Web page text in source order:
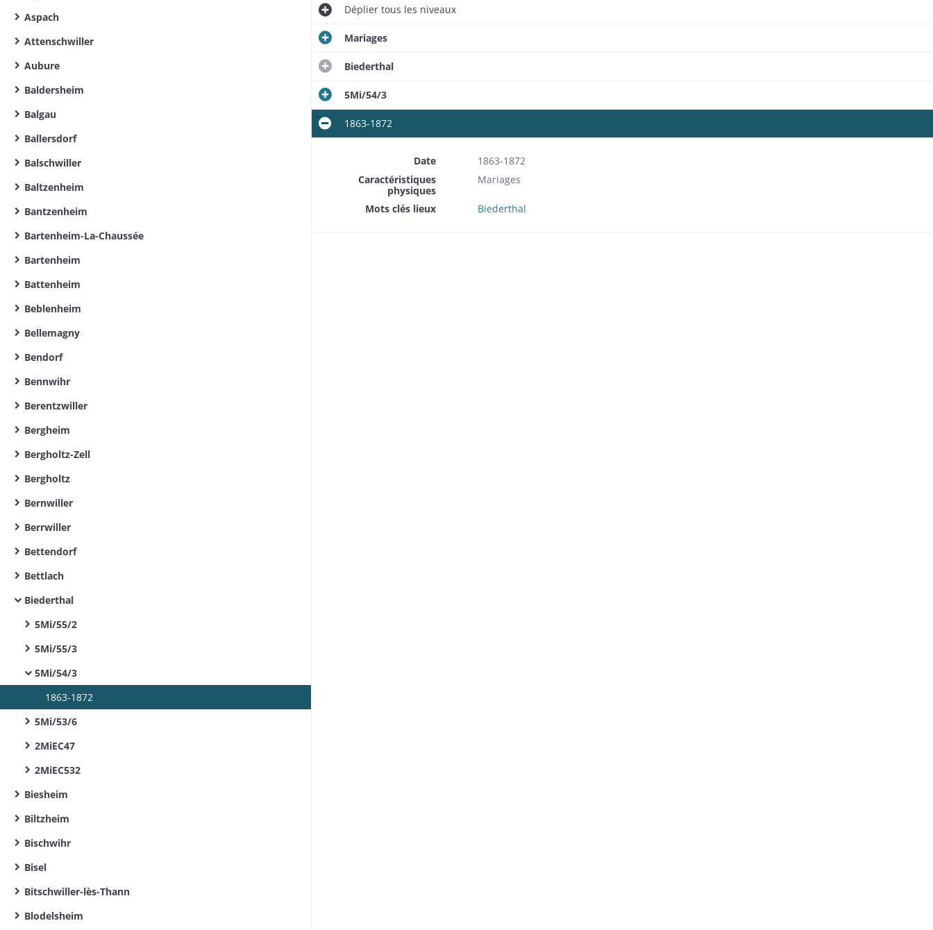
Aspach
Attenschwiller
Aubure
Baldersheim
Balgau
Ballersdorf
Balschwiller
Baltzenheim
Bantzenheim
Bartenheim-La-Chaussée
Bartenheim
Battenheim
Beblenheim
Bellemagny
Bendorf
Bennwihr
Berentzwiller
Bergheim
Bergholtz-Zell
Bergholtz
Bernwiller
Berrwiller
Bettendorf
Bettlach
Biederthal
5Mi/55/2
5Mi/55/3
5Mi/54/3
1863-1872
5Mi/53/6
2MiEC47
2MiEC532
Biesheim
Biltzheim
Bischwihr
Bisel
Bitschwiller-lès-Thann
Blodelsheim
Dépliertous les niveaux
Mariages
Biederthal
5Mi/54/3
1863-1872
Date
1863-1872
Caractéristiques
physiques
Mariages
Mots clés lieux Biederthal